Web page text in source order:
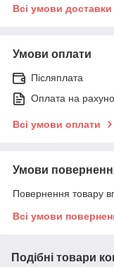
Всі умови доставки
Умови оплати
Післяплата
Оплата на
Всі умови оплати
Умови
Повернення товару
Всі умови
Подібні товари